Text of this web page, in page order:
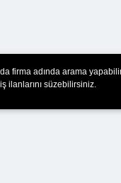
firma adında arama
ilanlarını süzebilirsiniz.